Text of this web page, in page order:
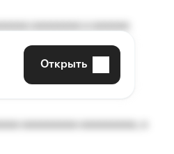
aaaaaa a aaaaaa.
Открыть